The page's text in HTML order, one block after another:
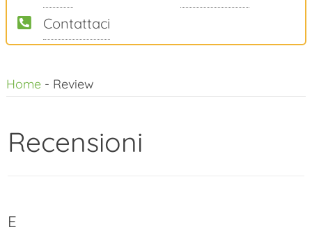
Contattaci
alHome- Review
Recensioni
E